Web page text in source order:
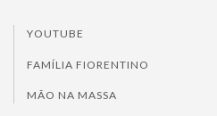
YOUTUBE
FAMÍLIA FIORENTINO
MÃO NA MASSA